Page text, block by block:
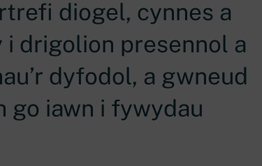
diogel, cynnes a
i drigolion presennol a
dyfodol, a gwneud
go iawn i fywydau